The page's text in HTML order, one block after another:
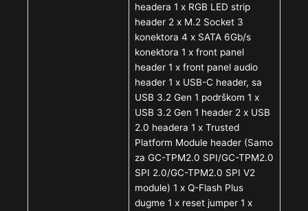
headera 1 x RGB LED strip
header 2 x M.2 Socket 3
konektora 4 x SATA 6Gb/s
konektora 1 x front panel
header 1 x front panel audio
header 1 x USB-C header, sa
USB 3.2 Gen 1 podrškom 1 x
USB 3.2 Gen 1 header 2 x USB
2.0 headera 1 x Trusted
Platform Module header (Samo
za GC-TPM2.0 SPI/GC-TPM2.0
SPI 2.0/GC-TPM2.0 SPI V2
module) 1 x Q-Flash Plus
dugme 1 x reset jumper 1 x